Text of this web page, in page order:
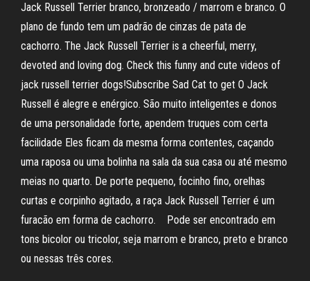
Jack Russell Terrier branco, bronzeado / marrom e branco. O
plano de fundo tem um padrão de cinzas de pata de
cachorro. The Jack Russell Terrier is a cheerful, merry,
devoted and loving dog. Check this funny and cute videos of
jack russell terrier dogs!Subscribe Sad Cat to get O Jack
Russell é alegre e enérgico. São muito inteligentes e donos
de uma personalidade forte, apendem truques com certa
facilidade Eles ficam da mesma forma contentes, caçando
uma raposa ou uma bolinha na sala da sua casa ou até mesmo
meias no quarto. De porte pequeno, focinho fino, orelhas
curtas e corpinho agitado, a raça Jack Russell Terrier é um
furacão em forma de cachorro.⠀ Pode ser encontrado em
tons bicolor ou tricolor, seja marrom e branco, preto e branco
ou nessas três cores.